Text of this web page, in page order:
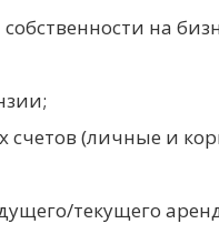
на
счетов (личные и
текущего